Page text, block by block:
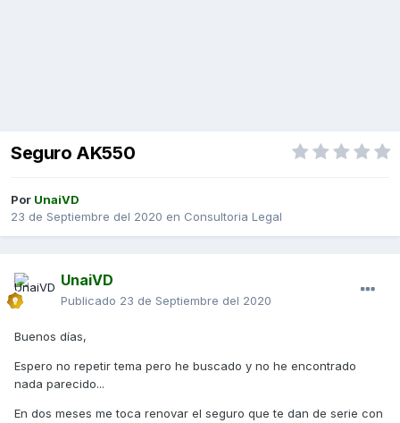
Seguro AK550
Por UnaiVD
23 de Septiembre del 2020 en Consultoria Legal
UnaiVD
Publicado 23 de Septiembre del 2020
Buenos días,
Espero no repetir tema pero he buscado y no he encontrado
nada parecido...
En dos meses me toca renovar el seguro que te dan de serie con